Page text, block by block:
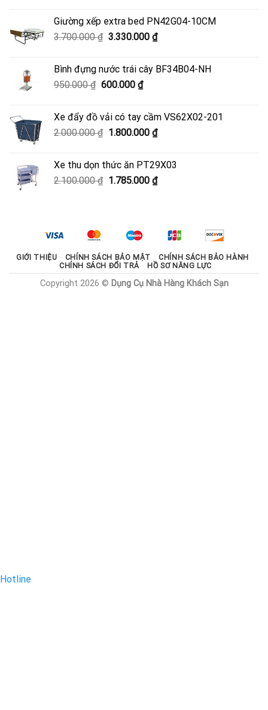
4.500.000 ₫.là:
4.050.000 ₫.
Giường xếp extra bed PN42G04-10CM
3.700.000₫ Giá
3.700.000 ₫.
3.330.000 ₫Giá
là:
Bình đựng nước trái cây BF34B04-NH
950.000₫ Giá
950.000 ₫.
600.000 ₫Giá
là:
600.000 ₫.
Xe đẩy đồ vải có tay cầm VS62X02-201
2.000.000₫ Giá
2.000.000 ₫.
1.800.000 ₫Giá
là:
1.800.000 ₫.
Xe thu dọn thức ăn PT29X03
2.100.000₫ Giá
1.785.000 ₫Giá
1.785.000 ₫.
GIỚI THIỆU CHÍNH SÁCH BẢO MẬT
CHÍNH SÁCH BẢO HÀNH
CHÍNH SÁCH ĐỔI TRẢ
HỒ SƠ NĂNG LỰC
Copyright 2026 © Dụng Cụ Nhà Hàng Khách Sạn
Hotline